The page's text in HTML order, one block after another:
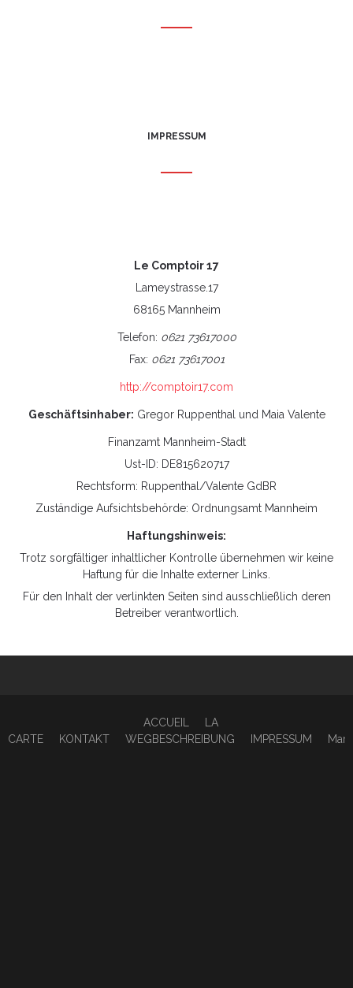
IMPRESSUM
Le Comptoir 17
Lameystrasse.17
68165 Mannheim
Telefon: 0621 73617000
Fax: 0621 73617001
http://comptoir17.com
Geschäftsinhaber: Gregor Ruppenthal und Maia Valente
Finanzamt Mannheim-Stadt
Ust-ID: DE815620717
Rechtsform: Ruppenthal/Valente GdBR
Zuständige Aufsichtsbehörde: Ordnungsamt Mannheim
Haftungshinweis:
Trotz sorgfältiger inhaltlicher Kontrolle übernehmen wir keine
Haftung für die Inhalte externer Links.
Für den Inhalt der verlinkten Seiten sind ausschließlich deren
Betreiber verantwortlich.
ACCUEIL
LA
CARTE
KONTAKT WEGBESCHREIBUNG IMPRESSUM